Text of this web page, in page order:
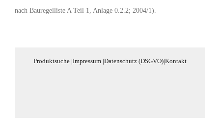
nach Bauregelliste A Teil 1, Anlage 0.2.2; 2004/1).
Produktsuche |Impressum |Datenschutz (DSGVO)|Kontakt